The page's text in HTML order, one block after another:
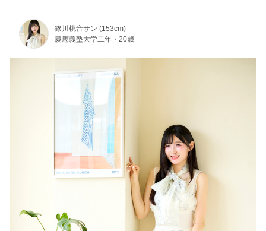
篠川桃音サン (153cm)
慶應義塾大学二年・20歳